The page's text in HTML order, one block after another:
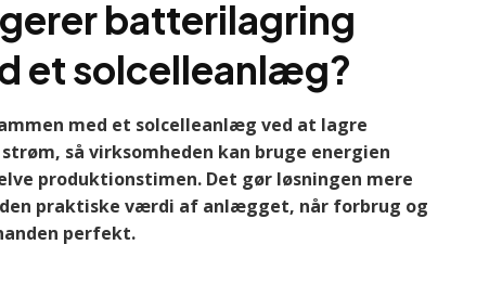
batterilagring
et solcelleanlæg?
med et solcelleanlæg ved at lagre
så virksomheden kan bruge energien
produktionstimen. Det gør løsningen mere
praktiske værdi af anlægget, når forbrug og
perfekt.